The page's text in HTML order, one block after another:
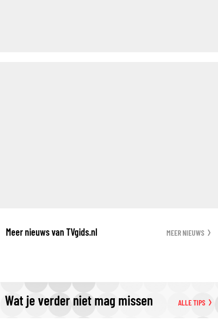
Meer nieuws van TVgids.nl MEER NIEUWS
Wat je verder niet mag missen ALLE TIPS